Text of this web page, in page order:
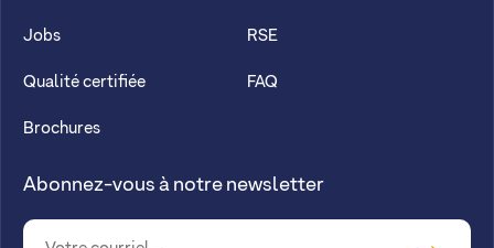
Jobs
Qualité certifiée
Brochures
RSE
FAQ
Abonnez-vous à notre newsletter